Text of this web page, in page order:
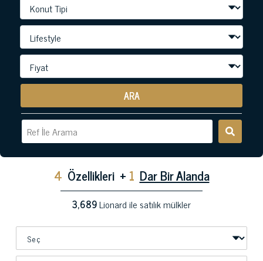
ARA
4 Özellikleri + 1 Dar Bir Alanda
3,689Lionard ile satılık mülkler